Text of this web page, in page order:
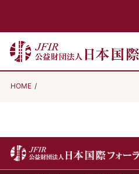
HOME